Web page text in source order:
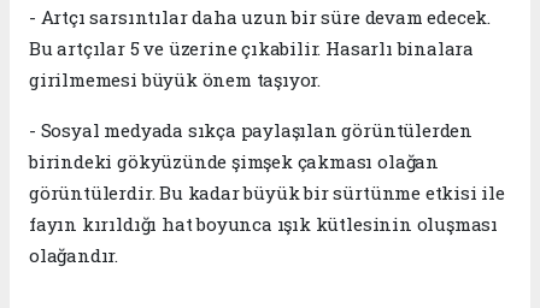
- Artçı sarsıntılar daha uzun bir süre devam edecek.
Bu artçılar 5 ve üzerine çıkabilir. Hasarlı binalara
girilmemesi büyük önem taşıyor.
- Sosyal medyada sıkça paylaşılan görüntülerden
birindeki gökyüzünde şimşek çakması olağan
görüntülerdir. Bu kadar büyük bir sürtünme etkisi ile
fayın kırıldığı hat boyunca ışık kütlesinin oluşması
olağandır.